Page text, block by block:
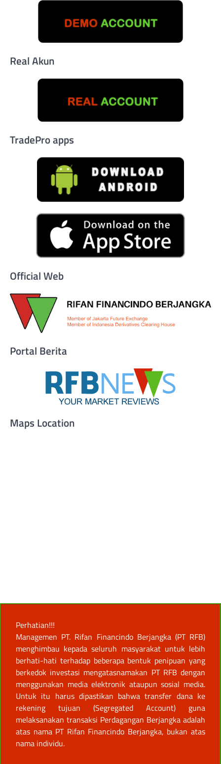
Real Akun
TradePro apps
Official Web
Portal Berita
Maps Location
Perhatian!!!
Managemen PT. Rifan Financindo Berjangka (PT RFB)
menghimbau kepada seluruh masyarakat untuk lebih
berhati-hati terhadap beberapa bentuk penipuan yang
berkedok investasi mengatasnamakan PT RFB dengan
menggunakan media elektronik ataupun sosial media.
Untuk itu harus dipastikan bahwa transfer dana ke
rekening tujuan (Segregated Account) guna
melaksanakan transaksi Perdagangan Berjangka adalah
atas nama PT Rifan Financindo Berjangka, bukan atas
nama individu.